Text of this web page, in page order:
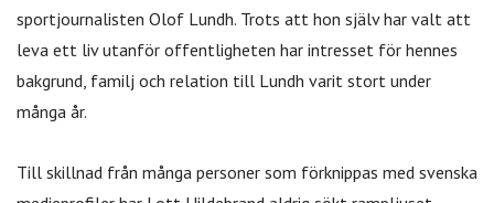
sportjournalisten Olof Lundh. Trots att hon själv har valt att
leva ett liv utanför offentligheten har intresset för hennes
bakgrund, familj och relation till Lundh varit stort under
många år.
Till skillnad från många personer som förknippas med svenska